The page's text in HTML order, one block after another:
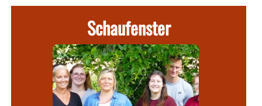
Schaufenster